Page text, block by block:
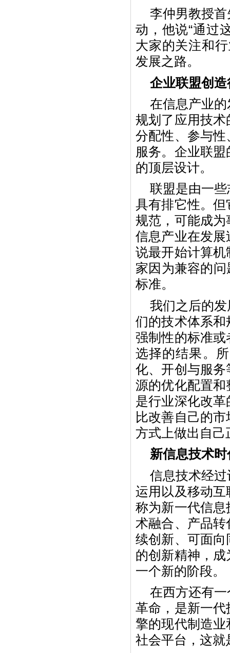
李仲男教授
动，他说“通过
大家的关注和
发展之路。
企业联盟创
在信息产业
规划了应用技
分配性、参与
服务。企业联
的顶层设计。
联盟是由一
具有排它性。
规范，可能成
信息产业在发
说最开始计算
家因为兼容的
标准。
我们之后的
们的技术体系
强制性的标准
选择的结果。
化、开创与服
源的优化配置
是行业深化改
比改善自己的
方式上做出自己
新信息技术
信息技术经
运用以及移动
称为新一代信
术融合、产品
续创新、可面
的创新精神，
一个新的阶段。
在西方还有
革命，是新一
擎的现代制造
社会平台，这就